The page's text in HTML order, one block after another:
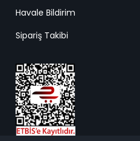
Havale Bildirim
Sipariş Takibi